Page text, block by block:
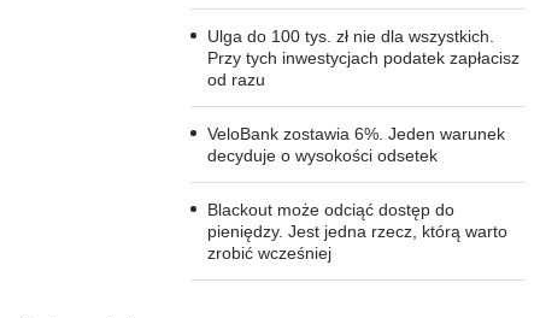
Ulga do 100 tys. zł nie dla wszystkich.
Przy tych inwestycjach podatek zapłacisz
od razu
VeloBank zostawia 6%. Jeden warunek
decyduje o wysokości odsetek
Blackout może odciąć dostęp do
pieniędzy. Jest jedna rzecz, którą warto
zrobić wcześniej